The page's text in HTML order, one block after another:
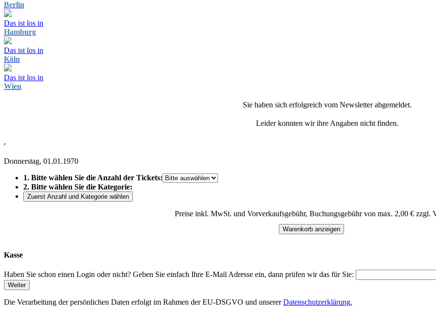
Berlin
Das ist los in
Hamburg
Das ist los in
Köln
Das ist los in
Wien
Sie haben sich erfolgreich vom Newsletter abgemeldet.
Leider konnten wir ihre Angaben nicht finden.
,
Donnerstag, 01.01.1970
1. Bitte wählen Sie die Anzahl der Tickets:
2. Bitte wählen Sie die Kategorie:
Zuerst Anzahl und Kategorie wählen
Preise inkl. MwSt. und Vorverkaufsgebühr, Buchungsgebühr von max. 2,00 € zzgl.
Warenkorb anzeigen
Kasse
Haben Sie schon einen Login oder nicht? Geben Sie einfach Ihre E-Mail Adresse ein, dann prüfen wir das für Sie:
Weiter
Die Verarbeitung der persönlichen Daten erfolgt im Rahmen der EU-DSGVO und unsererDatenschutzerklärung.